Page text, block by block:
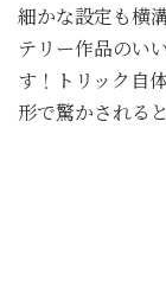
細かな設定も横
テリー作品のい
す！トリック自
形で驚かされる